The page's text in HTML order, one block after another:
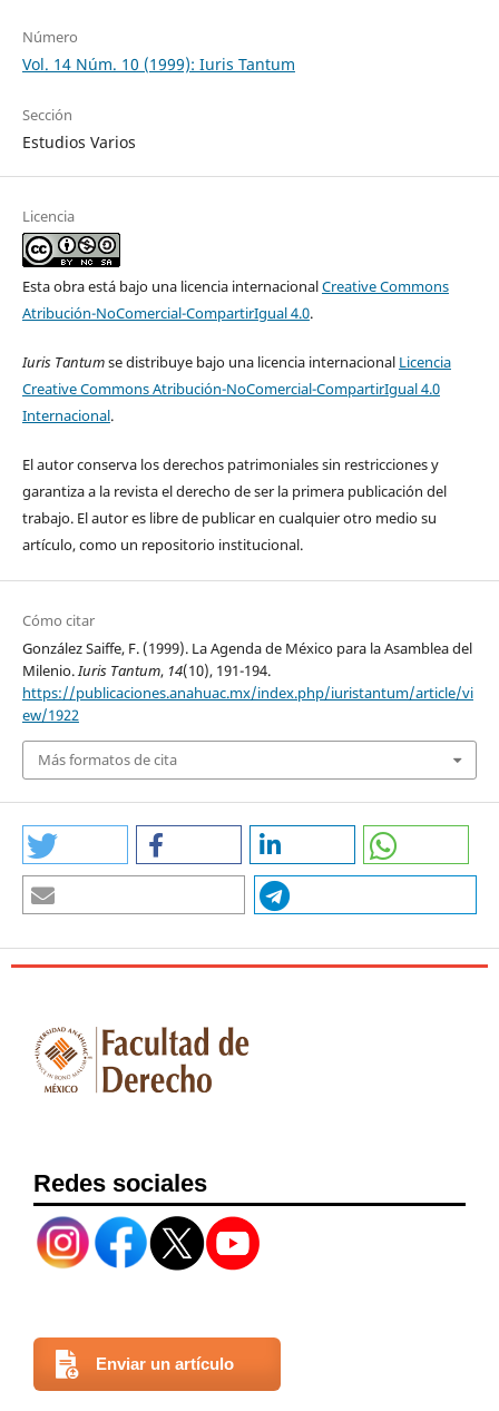
Número
Vol. 14 Núm. 10 (1999): Iuris Tantum
Sección
Estudios Varios
Licencia
Esta obra está bajo una licencia internacionalCreative Commons
Atribución-NoComercial-CompartirIgual 4.0.
Iuris Tantumse distribuye bajo una licencia internacional Licencia
Creative Commons Atribución-NoComercial-CompartirIgual 4.0
Internacional.
El autor conserva los derechos patrimoniales sin restricciones y
garantiza a la revista el derecho de ser la primera publicación del
trabajo. El autor es libre de publicar en cualquier otro medio su
artículo, como un repositorio institucional.
Cómo citar
González Saiffe, F. (1999). La Agenda de México para la Asamblea del
Milenio.Iuris Tantum, 14(10), 191-194.
https://publicaciones.anahuac.mx/index.php/iuristantum/article/vi
ew/1922
Más formatos de cita
Redes sociales
Enviar un artículo